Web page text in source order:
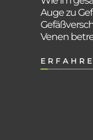
Auge zu
Venen